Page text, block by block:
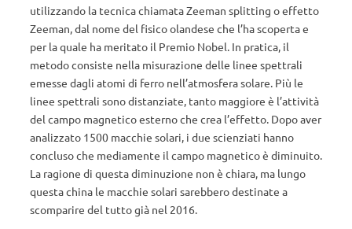
utilizzando la tecnica chiamata Zeeman splitting o effetto
Zeeman, dal nome del fisico olandese che l’ha scoperta e
per la quale ha meritato il Premio Nobel. In pratica, il
metodo consiste nella misurazione delle linee spettrali
emesse dagli atomi di ferro nell’atmosfera solare. Più le
linee spettrali sono distanziate, tanto maggiore è l’attività
del campo magnetico esterno che crea l’effetto. Dopo aver
analizzato 1500 macchie solari, i due scienziati hanno
concluso che mediamente il campo magnetico è diminuito.
La ragione di questa diminuzione non è chiara, ma lungo
questa china le macchie solari sarebbero destinate a
scomparire del tutto già nel 2016.